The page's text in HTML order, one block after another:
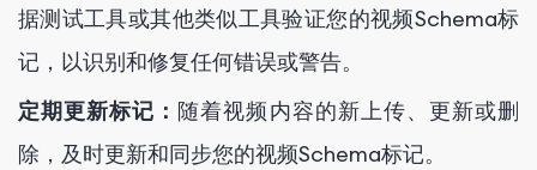
据测试工具或其他类似工具验证您的视频Schema标
记，以识别和修复任何错误或警告。
定期更新标记： 随着视频内容的新上传、更新或删
除，及时更新和同步您的视频Schema标记。